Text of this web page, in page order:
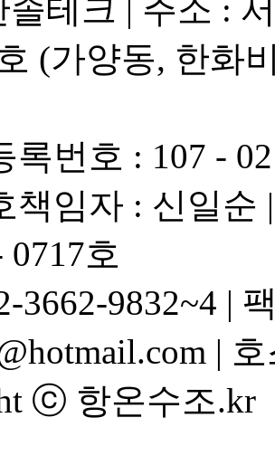
테크 | 주소 :
(가양동, 한화
록번호 : 107 -
책임자 : 신일순 |
호
3662-9832~4 |
|
ⓒ 항온수조.kr